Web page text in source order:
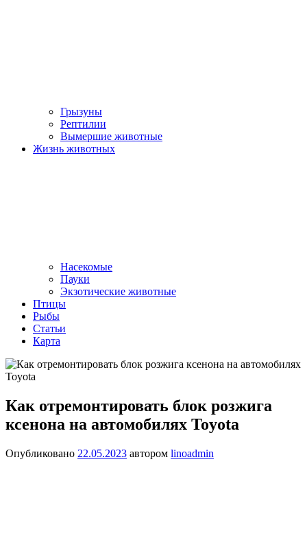
Грызуны
Рептилии
Вымершие животные
Жизнь животных
Насекомые
Пауки
Экзотические животные
Птицы
Рыбы
Статьи
Карта
Как отремонтировать блок розжига
ксенона на автомобилях Toyota
Опубликовано 22.05.2023 автором linoadmin